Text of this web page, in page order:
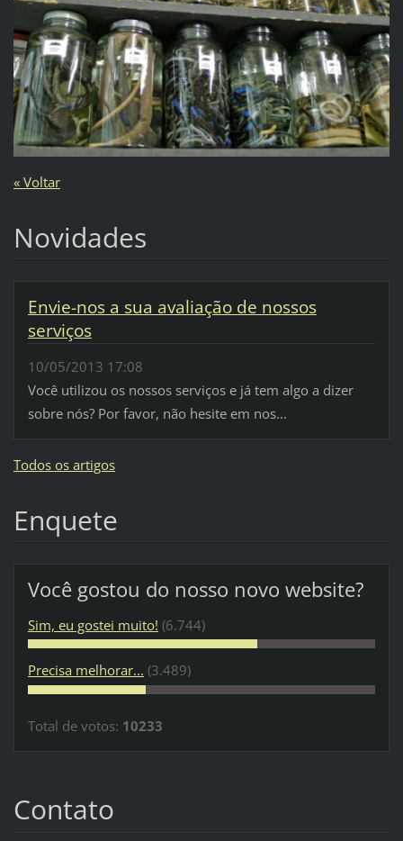
« Voltar
Novidades
Envie-nos a sua avaliação de nossos
serviços
10/05/2013 17:08
Você utilizou os nossos serviços e já tem algo a dizer
sobre nós? Por favor, não hesite em nos...
Todos os artigos
Enquete
Você gostou do nosso novo website?
Sim, eu gostei muito! (6.744)
Precisa melhorar... (3.489)
Total de votos: 10233
Contato